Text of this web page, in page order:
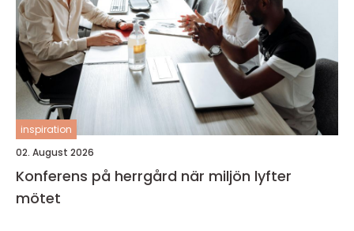
inspiration
02. August 2026
Konferens på herrgård när miljön lyfter
mötet